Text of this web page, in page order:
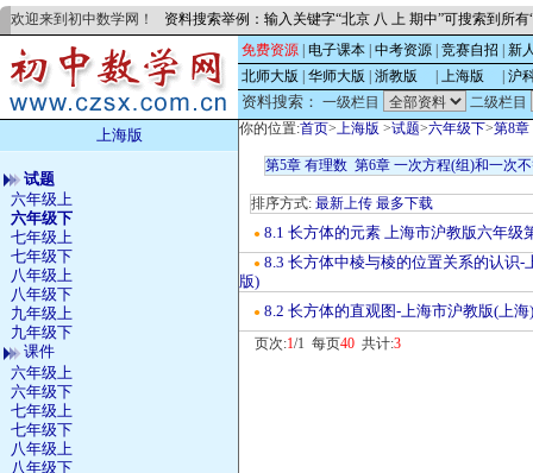
欢迎来到初中数学网！ 资料搜索举例：输入关键字“北京 八 上 期中”可搜索到所
免费资源 电子课本 中考资源 竞赛自招
新
北师大版
华师大版 浙教版 上海版 沪
资料搜索： 一级栏目 二级栏目
上海版
试题
六年级上
六年级下
七年级上
七年级下
八年级上
八年级下
九年级上
九年级下
课件
六年级上
六年级下
七年级上
七年级下
八年级上
八年级下
你的位置:首页>上海版 >试题>六年级下>第8章
第5章 有理数 第6章 一次方程(组)和一次
排序方式: 最新上传 最多下载
● 8.1 长方体的元素 上海市沪教版六年级
● 8.3 长方体中棱与棱的位置关系的认识
版)
● 8.2 长方体的直观图-上海市沪教版(上
页次:1/1 每页40 共计:3